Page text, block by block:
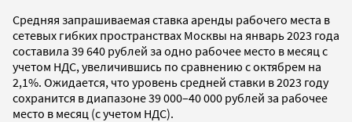
Средняя запрашиваемая ставка аренды рабочего места в
сетевых гибких пространствах Москвы на январь 2023 года
составила 39 640 рублей за одно рабочее место в месяц с
учетом НДС, увеличившись по сравнению с октябрем на
2,1%. Ожидается, что уровень средней ставки в 2023 году
сохранится в диапазоне 39 000–40 000 рублей за рабочее
место в месяц (с учетом НДС).